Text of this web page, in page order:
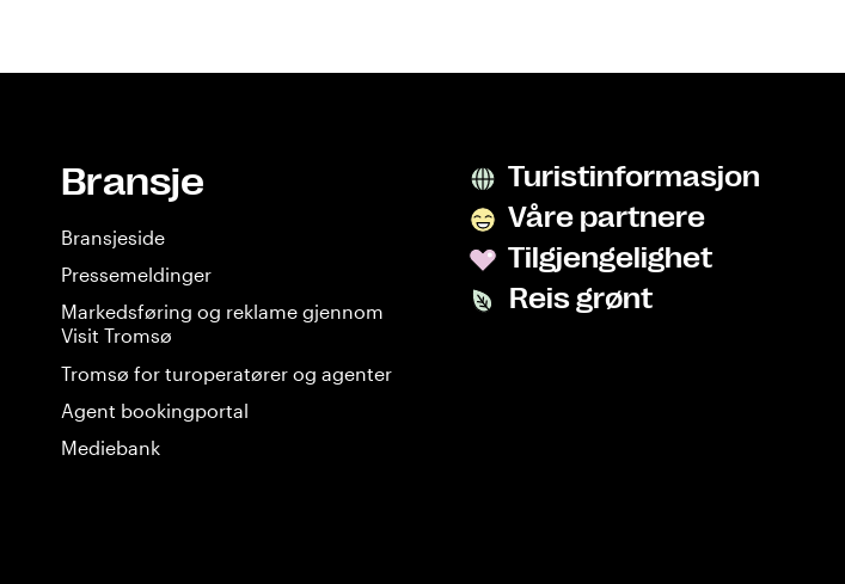
Bransje
Bransjeside
Pressemeldinger
Markedsføring og reklame gjennom
Visit Tromsø
Tromsø for turoperatører og agenter
Agent bookingportal
Mediebank
Turistinformasjon
Våre partnere
Tilgjengelighet
Reis grønt